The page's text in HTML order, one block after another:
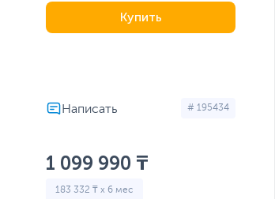
Купить
# 195434
1 099 990 ₸
183 332 ₸ x 6 мес